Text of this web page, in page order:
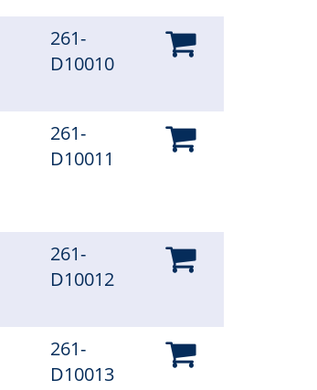
261-
D10010
261-
D10011
261-
D10012
261-
D10013